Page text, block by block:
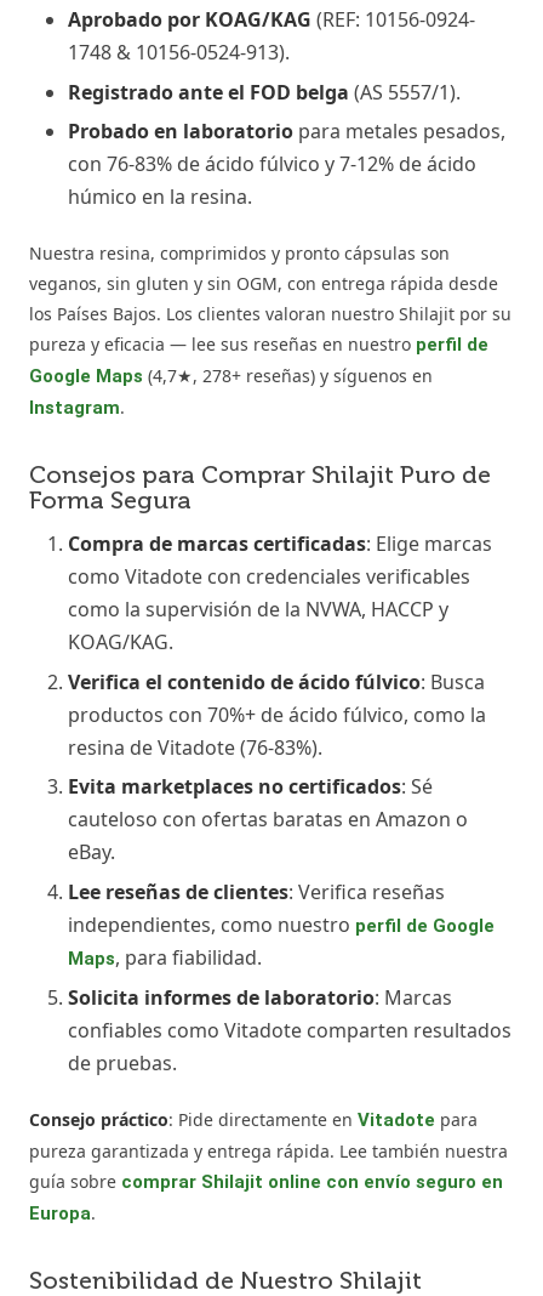
Aprobado por KOAG/KAG (REF: 10156-0924-
1748 & 10156-0524-913).
Registrado ante el FOD belga (AS 5557/1).
Probado en laboratorio para metales pesados,
con 76-83% de ácido fúlvico y 7-12% de ácido
húmico en la resina.
Nuestra resina, comprimidos y pronto cápsulas son
veganos, sin gluten y sin OGM, con entrega rápida desde
los Países Bajos. Los clientes valoran nuestro Shilajit por su
pureza y eficacia — lee sus reseñas en nuestro perfil de
Google Maps (4,7★, 278+ reseñas) y síguenos en
Instagram.
Consejos para Comprar Shilajit Puro de
Forma Segura
Compra de marcas certificadas: Elige marcas
como Vitadote con credenciales verificables
como la supervisión de la NVWA, HACCP y
KOAG/KAG.
Verifica el contenido de ácido fúlvico: Busca
productos con 70%+ de ácido fúlvico, como la
resina de Vitadote (76-83%).
Evita marketplaces no certificados: Sé
cauteloso con ofertas baratas en Amazon o
eBay.
Lee reseñas de clientes: Verifica reseñas
independientes, como nuestro perfil de Google
Maps, para fiabilidad.
Solicita informes de laboratorio: Marcas
confiables como Vitadote comparten resultados
de pruebas.
Consejo práctico: Pide directamente en Vitadote para
pureza garantizada y entrega rápida. Lee también nuestra
guía sobre comprar Shilajit online con envío seguro en
Europa.
Sostenibilidad de Nuestro Shilajit